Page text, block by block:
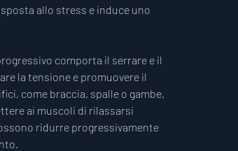
allo stress e induce uno
comporta il serrare e il
la tensione e promuovere il
come braccia, spalle o gambe,
ai muscoli di rilassarsi
ridurre progressivamente